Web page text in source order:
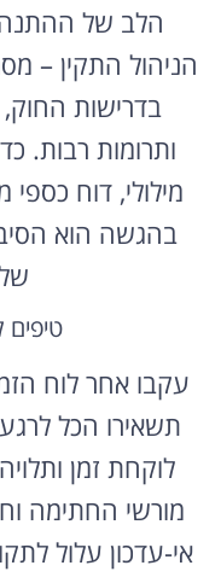
הלב של
הניהול התקין –
בדרישות
ותרומות רבות.
מילולי, דוח כספי
בהגשה הוא
עקבו אחר לוח
תשאירו הכל
לוקחת זמן
מורשי החתימה
אי-עדכון עלול